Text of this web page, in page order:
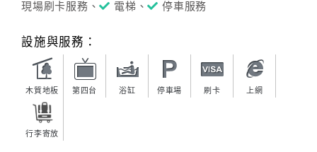
現場刷卡服務、
電梯、 停車服務
設施與服務：
木質地板 第四台 浴缸 停車場 刷卡 上網
行李寄放